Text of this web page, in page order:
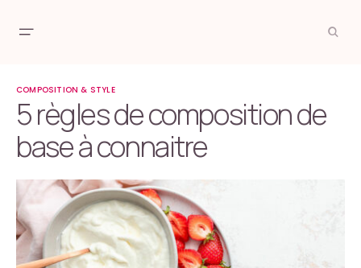
COMPOSITION & STYLE
5 règles de composition de
base à connaitre